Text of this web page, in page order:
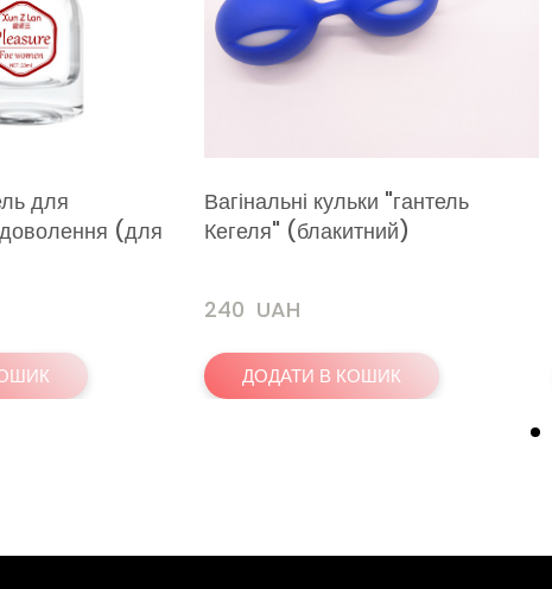
для
(для
Вагінальні кульки "гантель
Кегеля" (блакитний)
240  UAH
ДОДАТИ В КОШИК